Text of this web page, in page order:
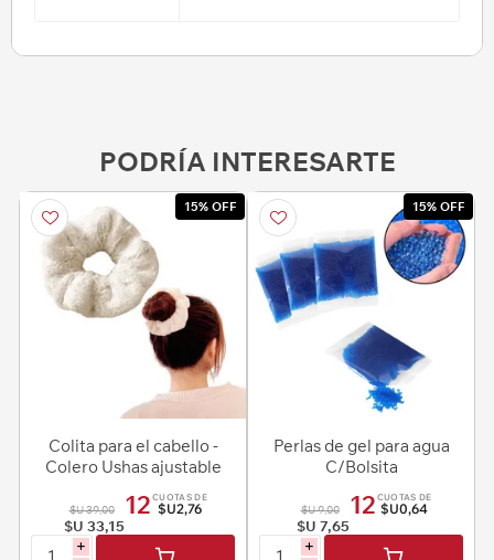
PODRÍA INTERESARTE
15% OFF
Colita para el cabello -
Colero Ushas ajustable
$U 39,00
$U 33,15
12 CUOTAS DE
$U2,76
i
15% OFF
Perlas de gel para agua
C/Bolsita
$U 9,00
$U 7,65
12 CUOTAS DE
$U0,64
i